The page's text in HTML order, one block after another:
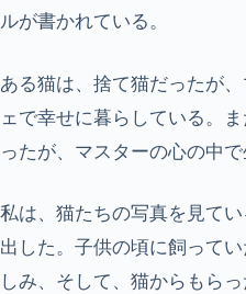
ルが書かれている。
ある猫は、捨て猫だったが
ェで幸せに暮らしている。
ったが、マスターの心の中で
私は、猫たちの写真を見て
出した。子供の頃に飼って
しみ、そして、猫からもら